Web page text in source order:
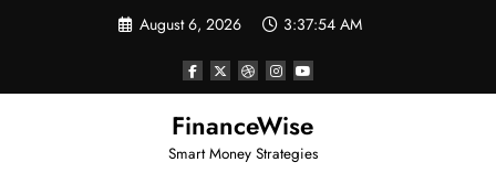
August 6, 2026 3:37:54 AM
FinanceWise
Smart Money Strategies